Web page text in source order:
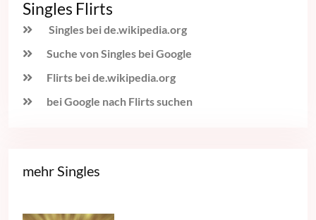
Singles Flirts
Singles bei de.wikipedia.org
Suche von Singles bei Google
Flirts bei de.wikipedia.org
bei Google nach Flirts suchen
mehr Singles